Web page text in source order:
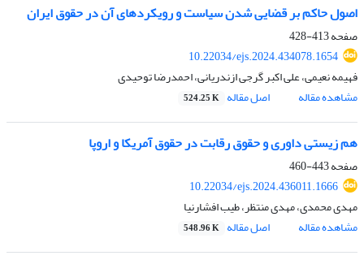
اصول حاکم بر قضایی شدن سیاست و رویکردهای آن در حقوق ایران
صفحه413-428
10.22034/ejs.2024.434078.1654
فهیمه نعیمی، علی اکبر گرجی ازندریانی، احمدرضا توحیدی
مشاهده مقاله
اصل مقاله 524.25 K
هم زیستی داوری و حقوق رقابت در حقوق آمریکا و اروپا
صفحه443-460
10.22034/ejs.2024.436011.1666
مهدی محمدی، مهدی منتظر، طیب افشارنیا
مشاهده مقاله
اصل مقاله 548.96 K